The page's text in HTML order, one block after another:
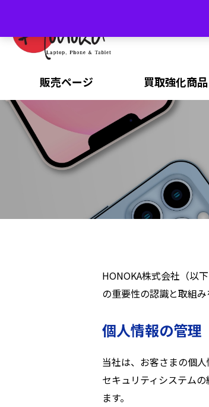
販売ページ 買取強化商品
HONOKA株式会社（以
の重要性の認識と取組
個人情報の管理
当社は、お客さまの個
セキュリティシステム
ます。